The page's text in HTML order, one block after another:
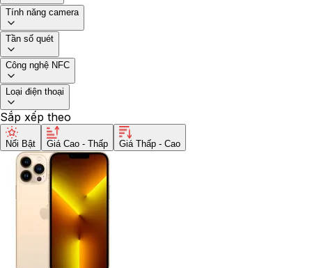
Tính năng camera
Tần số quét
Công nghệ NFC
Loại điện thoại
Sắp xếp theo
Nổi Bật Giá Cao - Thấp Giá Thấp - Cao